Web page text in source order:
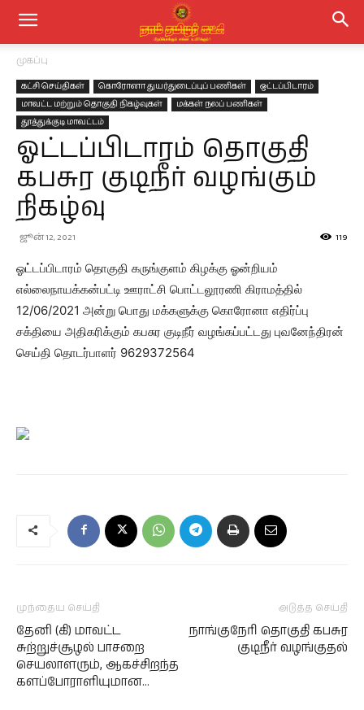
முகப்பு
கட்சி செய்திகள் கொரோனா துயர்துடைப்புப் பணிகள்
ஒட்டப்பிடாரம்
மாவட்ட மற்றும் தொகுதி நிகழ்வுகள்
மக்கள் நலப் பணிகள்
தூத்துக்குடி மாவட்டம்
ஓட்டப்பிடாரம் தொகுதி
கபசுர குடிநீர் வழங்கும்
நிகழ்வு
ஜூன் 12, 2021 119
ஓட்டப்பிடாரம் தொகுதி கருங்குளம் கிழக்கு ஓன்றியம்
எல்லைநாயக்கன்பட்டி ஊராட்சி பொட்டலூரணி கிராமத்தில்
12/06/2021 அன்று பொது மக்களுக்கு கொரோனா எதிர்ப்பு
சக்தியை அதிகரிக்கும் கபசுர குடிநீர் வழங்கப்பட்டது புவனேந்திரன்
செய்தி தொடர்பாளர் 9629372564
முந்தைய செய்தி
தேனி (கி) மாவட்ட
சுற்றுச்சூழல் பாசறை
செயலாளரும், ஆகச்சிறந்த
களப்போராளியுமான…
அடுத்த செய்தி
நாங்குநேரி தொகுதி கபசுர
குடிநீர் வழங்குதல்